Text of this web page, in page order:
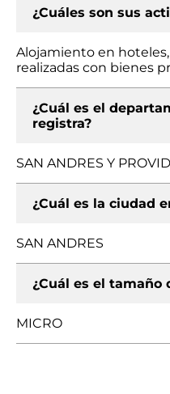
¿Cuáles son sus
Alojamiento en
realizadas con bienes
¿Cuál es el
registra?
SAN ANDRES Y
¿Cuál es la ciudad
SAN ANDRES
¿Cuál es el tamaño
MICRO